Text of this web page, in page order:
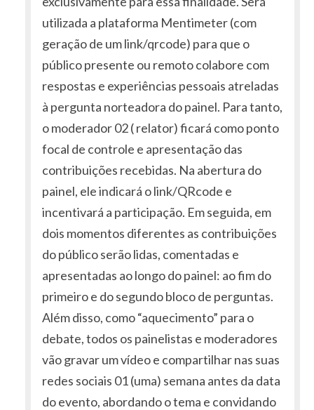
utilizada a plataforma Mentimeter (com
geração de um link/qrcode) para que o
público presente ou remoto colabore com
respostas e experiências pessoais atreladas
à pergunta norteadora do painel. Para tanto,
o moderador 02 ( relator) ficará como ponto
focal de controle e apresentação das
contribuições recebidas. Na abertura do
painel, ele indicará o link/QRcode e
incentivará a participação. Em seguida, em
dois momentos diferentes as contribuições
do público serão lidas, comentadas e
apresentadas ao longo do painel: ao fim do
primeiro e do segundo bloco de perguntas.
Além disso, como “aquecimento” para o
debate, todos os painelistas e moderadores
vão gravar um vídeo e compartilhar nas suas
redes sociais 01 (uma) semana antes da data
do evento, abordando o tema e convidando